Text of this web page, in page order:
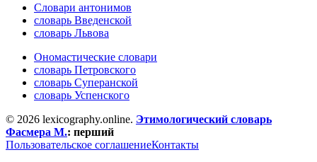
Словари антонимов
словарь Введенской
словарь Львова
Ономастические словари
словарь Петровского
словарь Суперанской
словарь Успенского
© 2026 lexicography.online. Этимологический словарь
Фасмера М.: перший
Пользовательское соглашениеКонтакты